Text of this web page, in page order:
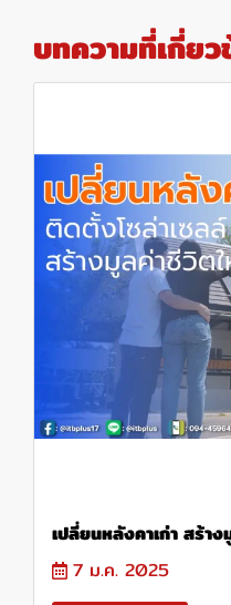
บทความที่เกี่ย
เปลี่ยนหลังคาเก่า สร้า
7 ม.ค. 2025